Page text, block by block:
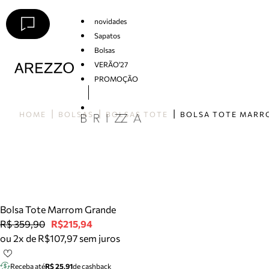
novidades
Sapatos
Bolsas
VERÃO'27
PROMOÇÃO
HOME BOLSAS BOLSAS TOTE
Bolsa Tote Marrom Grande
R$ 359,90 R$215,94
ou 2x de R$107,97 sem juros
Receba atéR$ 25,91de cashback